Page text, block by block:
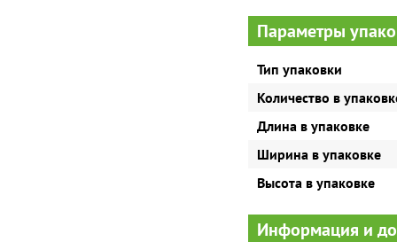
Параметры
Тип упаковки
Количество в
Длина в упаковке
Ширина в упаковке
Высота в упаковке
Информация и